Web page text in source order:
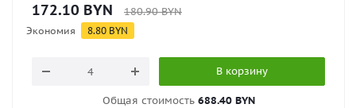
172.10 BYN 180.90BYN
Экономия 8.80 BYN
В корзину
Общая стоимость 688.40 BYN